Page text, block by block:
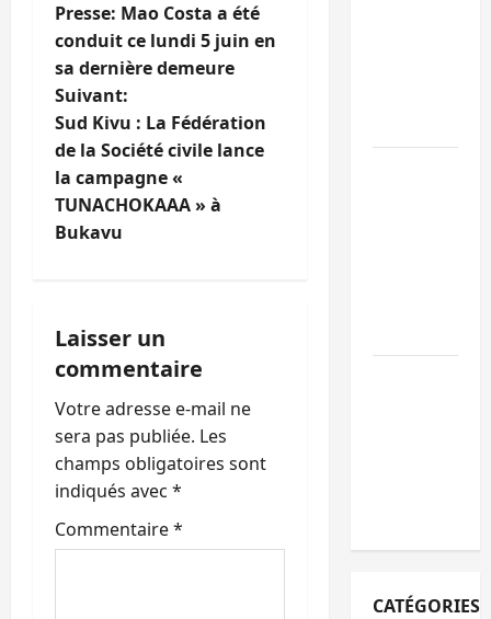
a
v
i
g
a
o
n
d
’
a
Presse: Mao Costa a été
conduit ce lundi 5 juin en
sa dernière demeure
Suivant:
Sud Kivu : La Fédération
de la Société civile lance
la campagne «
TUNACHOKAAA » à
Bukavu
Laisser un
commentaire
Votre adresse e-mail ne
sera pas publiée. Les
champs obligatoires sont
indiqués avec *
Commentaire*
CATÉGORIES